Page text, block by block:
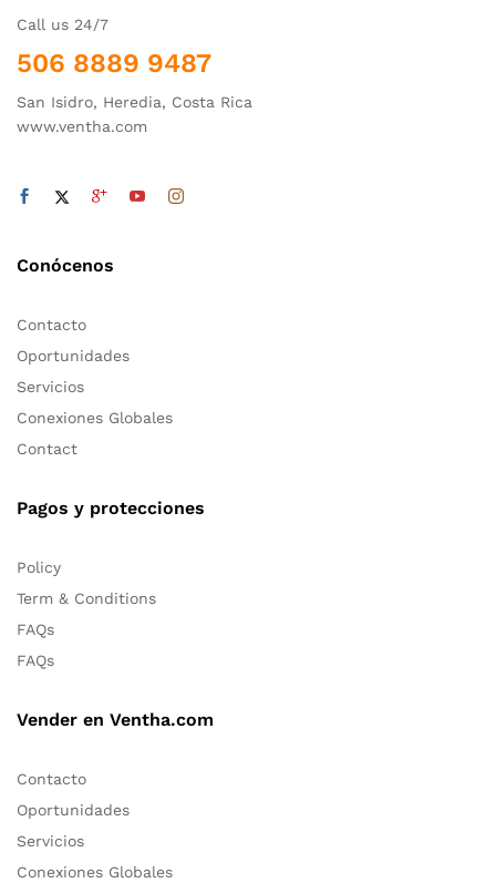
Call us 24/7
506 8889 9487
San Isidro, Heredia, Costa Rica
www.ventha.com
Conócenos
Contacto
Oportunidades
Servicios
Conexiones Globales
Contact
Pagos y protecciones
Policy
Term & Conditions
FAQs
FAQs
Vender en Ventha.com
Contacto
Oportunidades
Servicios
Conexiones Globales